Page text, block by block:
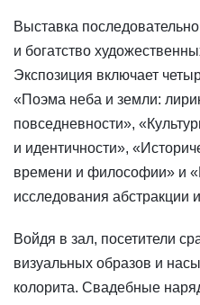
​Выставка
и богатство
Экспозиция включает
«Поэма неба и земли:
повседневности»,
и идентичности»,
времени и философии» и
исследования абстракции
Войдя в зал, посетители
визуальных образов и
колорита. Свадебные